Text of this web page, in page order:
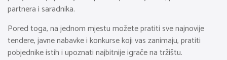
partnera i saradnika.
Pored toga, na jednom mjestu možete pratiti sve najnovije
tendere, javne nabavke i konkurse koji vas zanimaju, pratiti
pobjednike istih i upoznati najbitnije igrače na tržištu.